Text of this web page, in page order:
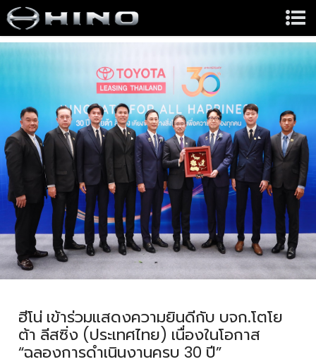
ฮีโน่ เข้าร่วมแสดงความยินดีกับ บจก.โตโย
ต้า ลีสซิ่ง (ประเทศไทย) เนื่องในโอกาส
“ฉลองการดำเนินงานครบ 30 ปี”